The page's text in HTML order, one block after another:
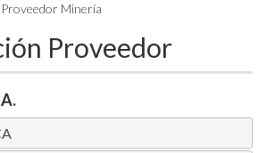
Minería
Proveedor